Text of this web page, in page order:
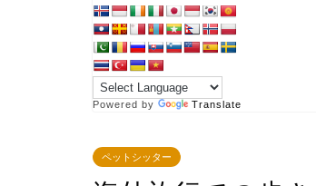
Powered by Translate
ペットシッター